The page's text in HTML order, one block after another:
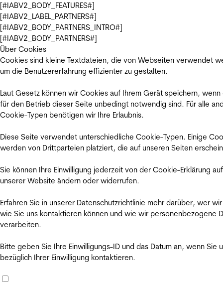
[#IABV2_BODY_FEATURES#]
[#IABV2_LABEL_PARTNERS#]
[#IABV2_BODY_PARTNERS_INTRO#]
[#IABV2_BODY_PARTNERS#]
Über Cookies
Cookies sind kleine Textdateien, die von Webseiten verwendet
um die Benutzererfahrung effizienter zu gestalten.
Laut Gesetz können wir Cookies auf Ihrem Gerät speichern, wenn
für den Betrieb dieser Seite unbedingt notwendig sind. Für alle
Cookie-Typen benötigen wir Ihre Erlaubnis.
Diese Seite verwendet unterschiedliche Cookie-Typen. Einige
werden von Drittparteien platziert, die auf unseren Seiten
Sie können Ihre Einwilligung jederzeit von der Cookie-Erklärung auf
unserer Website ändern oder widerrufen.
Erfahren Sie in unserer Datenschutzrichtlinie mehr darüber, wer
wie Sie uns kontaktieren können und wie wir personenbezogene
verarbeiten.
Bitte geben Sie Ihre Einwilligungs-ID und das Datum an, wenn Sie
bezüglich Ihrer Einwilligung kontaktieren.